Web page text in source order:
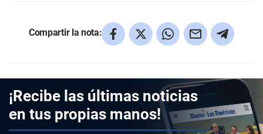
Compartir la nota:
¡Recibe las últimas noticias
en tus propias manos!